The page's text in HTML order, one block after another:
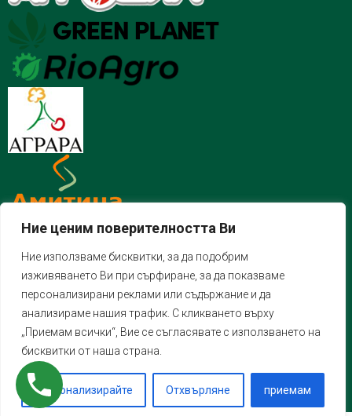
Ние ценим поверителността Ви
Ние използваме бисквитки, за да подобрим
изживяването Ви при сърфиране, за да показваме
персонализирани реклами или съдържание и да
анализираме нашия трафик. С кликването върху
„Приемам всички“, Вие се съгласявате с използването на
бисквитки от наша страна.
Персонализирайте Отхвърляне приемам